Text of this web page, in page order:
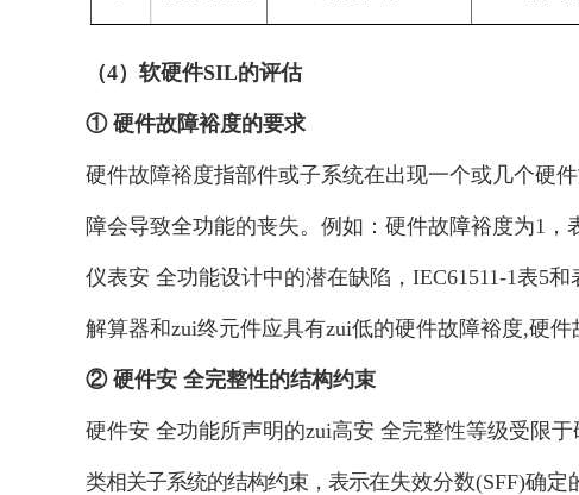
（4）软硬件SIL的评估
① 硬件故障裕度的要求
硬件故障裕度指部件或子系统在出现一个或几个硬
障会导致全功能的丧失。例如：硬件故障裕度为1
仪表安 全功能设计中的潜在缺陷，IEC61511-1表5
解算器和zui终元件应具有zui低的硬件故障裕度,硬
② 硬件安 全完整性的结构约束
硬件安 全功能所声明的zui高安 全完整性等级受限
类相关子系统的结构约束，表示在失效分数(SFF)确定